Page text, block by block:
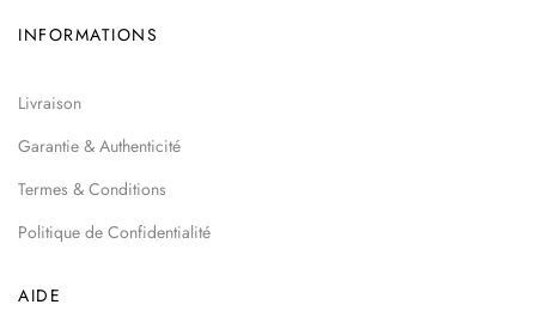
INFORMATIONS
Livraison
Garantie & Authenticité
Termes & Conditions
Politique de Confidentialité
AIDE